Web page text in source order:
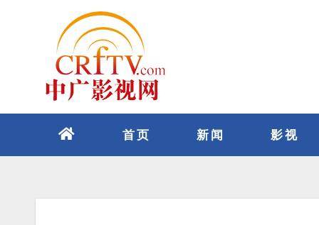
首页 新闻 影视